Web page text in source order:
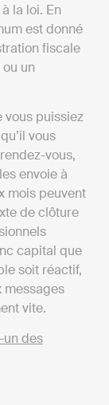
la loi. En
est donné
fiscale
un
vous puissiez
vous
vous,
envoie à
mois peuvent
de clôture
capital que
soit réactif,
messages
vite.